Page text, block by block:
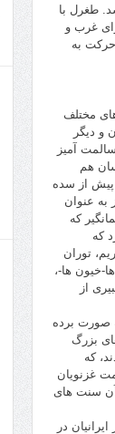
طغرل با
غرب و
به
مختلف
و دیگر
آمیز
هم
پیش از سده
به عنوان
که
که
توران
خیون ها-،
از
صورت برده
بزرگ
که
غزنویان
آن سنت های
در